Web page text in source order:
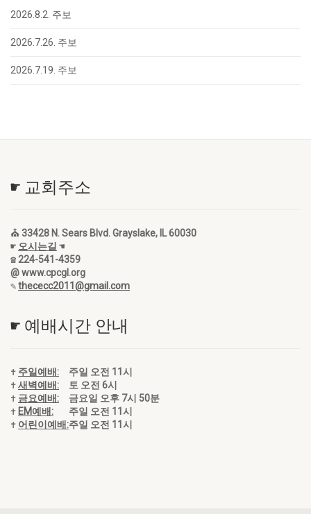
2026.8.2. 주보
2026.7.26. 주보
2026.7.19. 주보
☛ 교회주소
⛪ 33428 N. Sears Blvd. Grayslake, IL 60030
☛ 오시는길 ☚
☎ 224-541-4359
@ www.cpcgl.org
✎thececc2011@gmail.com
☛ 예배시간 안내
✝ 주일예배:
주일 오전 11시
✝새벽예배:
토 오전 6시
✝ 금요예배:
금요일 오후 7시 50분
✝ EM예배:
주일 오전 11시
✝ 어린이예배:주일 오전 11시